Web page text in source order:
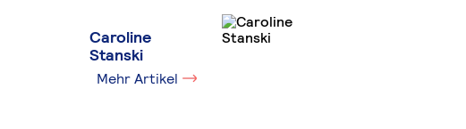
Caroline
Stanski
Mehr Artikel